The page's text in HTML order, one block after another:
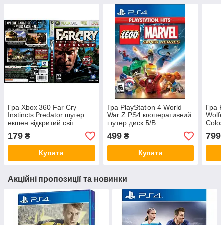
Гра Xbox 360 Far Cry
Instincts Predator шутер
екшен відкритий світ
російська версія LT 3.0 LT
2.0
179 ₴
Купити
Гра PlayStation 4 World
War Z PS4 кооперативний
шутер диск Б/В
499₴
Купити
Гра
PS4
799
Акційні пропозиції та новинки